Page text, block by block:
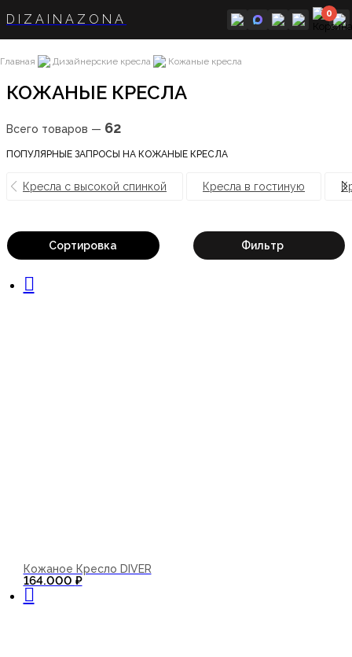
DIZAINAZONA 0
Главная Дизайнерские кресла Кожаные кресла
КОЖАНЫЕ КРЕСЛА
Всего товаров — 62
ПОПУЛЯРНЫЕ ЗАПРОСЫ НА КОЖАНЫЕ КРЕСЛА
Кресла с высокой спинкой Кресла в гостиную
Сортировка Фильтр
Кожаное Кресло DIVER
164.000 ₽